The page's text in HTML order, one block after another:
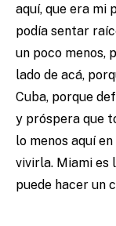
aquí, que era mi
podía sentar
un poco menos,
lado de acá,
Cuba, porque
y próspera que
lo menos aquí
vivirla. Miami es
puede hacer un